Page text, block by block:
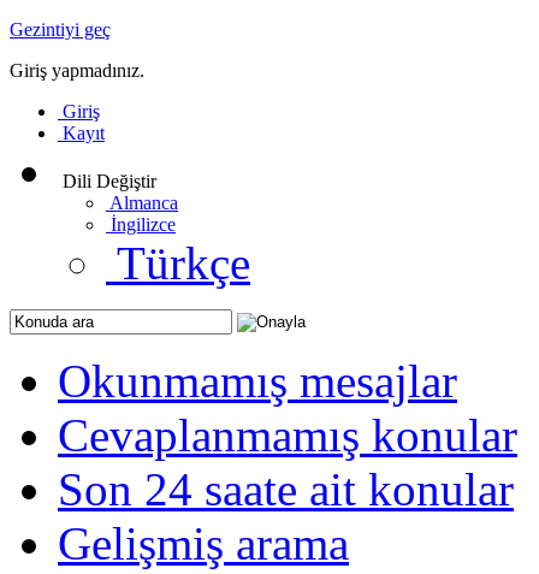
Gezintiyi geç
Giriş yapmadınız.
Giriş
Kayıt
Dili Değiştir
Almanca
İngilizce
Türkçe
Okunmamış mesajlar
Cevaplanmamış konular
Son 24 saate ait konular
Gelişmiş arama